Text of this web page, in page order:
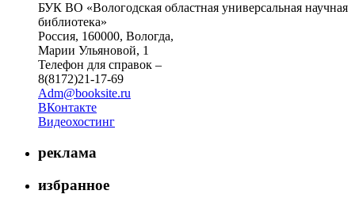
БУК ВО «Вологодская областная универсальная научная
библиотека»
Россия, 160000, Вологда,
Марии Ульяновой, 1
Телефон для справок –
8(8172)21-17-69
Adm@booksite.ru
ВКонтакте
Видеохостинг
реклама
избранное